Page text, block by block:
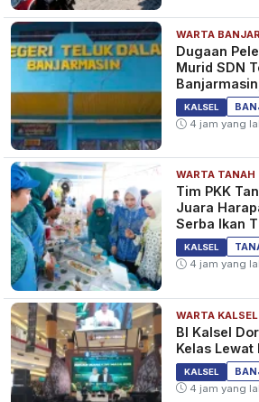
WARTA
Dugaan
Murid SDN
KALSEL
4 jam yang
WARTA TANAH
Tim PKK
Juara
Serba Ikan
KALSEL
4 jam yang
WARTA KALSEL
BI Kalsel
Kelas
KALSEL
4 jam yang